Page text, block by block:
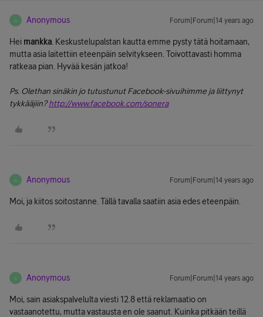
A Anonymous Forum|Forum|14 years ago
Hei mankka . Keskustelupalstan kautta emme pysty tätä hoitamaan,
mutta asia laitettiin eteenpäin selvitykseen. Toivottavasti homma
ratkeaa pian. Hyvää kesän jatkoa!
Ps. Olethan sinäkin jo tutustunut Facebook-sivuihimme ja liittynyt
tykkääjiin?http://www.facebook.com/sonera
A Anonymous Forum|Forum|14 years ago
Moi, ja kiitos soitostanne. Tällä tavalla saatiin asia edes eteenpäin.
A Anonymous Forum|Forum|14 years ago
Moi, sain asiakspalvelulta viesti 12.8 että reklamaatio on
vastaanotettu, mutta vastausta en ole saanut. Kuinka pitkään teillä